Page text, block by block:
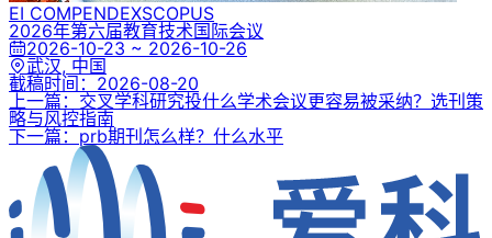
EI COMPENDEXSCOPUS
2026年第六届教育技术国际会议
2026-10-23 ~ 2026-10-26
武汉, 中国
截稿时间： 2026-08-20
上一篇：交叉学科研究投什么学术会议更容易被采纳？选刊策
略与风控指南
下一篇：prb期刊怎么样？什么水平